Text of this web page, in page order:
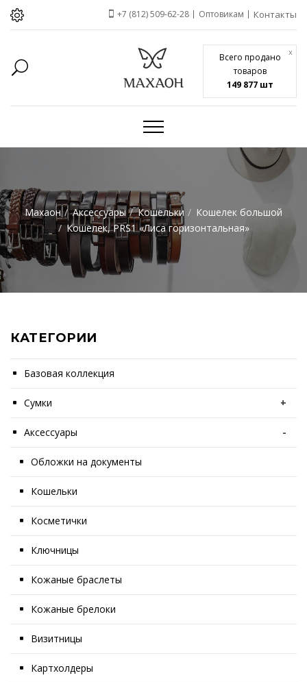
Всего продано
товаров
149 877 шт
x
+7 (812) 509-62-28 Оптовикам Контакты
Махаон Аксессуары Кошельки
Кошелек большой
Кошелек, PRS1 «Лиса горизонтальная»
КАТЕГОРИИ
Базовая коллекция
Сумки +
Аксессуары -
Обложки на документы
Кошельки
Косметички
Ключницы
Кожаные браслеты
Кожаные брелоки
Визитницы
Картхолдеры